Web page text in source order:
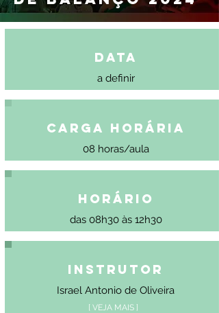
Data
a definir
Carga Horária
08 horas/aula
Horário
das 08h30 às 12h30
Instrutor
Israel Antonio de Oliveira
[ VEJA MAIS ]